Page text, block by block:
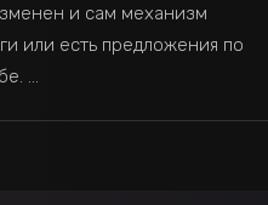
и сам механизм
или есть предложения по